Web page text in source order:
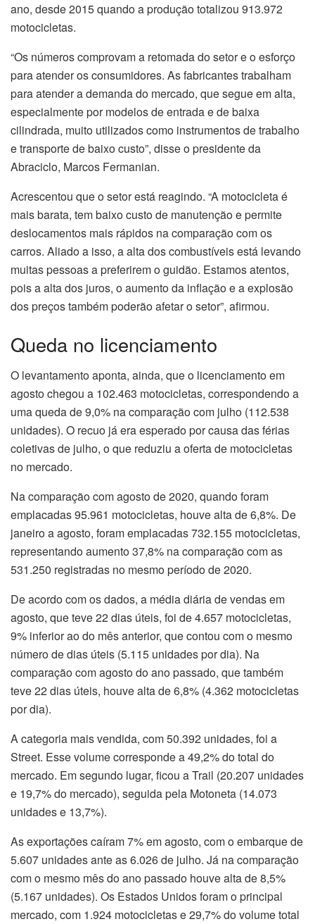
ano, desde 2015 quando a produção totalizou 913.972
motocicletas.
“Os números comprovam a retomada do setor e o esforço
para atender os consumidores. As fabricantes trabalham
para atender a demanda do mercado, que segue em alta,
especialmente por modelos de entrada e de baixa
cilindrada, muito utilizados como instrumentos de trabalho
e transporte de baixo custo”, disse o presidente da
Abraciclo, Marcos Fermanian.
Acrescentou que o setor está reagindo. “A motocicleta é
mais barata, tem baixo custo de manutenção e permite
deslocamentos mais rápidos na comparação com os
carros. Aliado a isso, a alta dos combustíveis está levando
muitas pessoas a preferirem o guidão. Estamos atentos,
pois a alta dos juros, o aumento da inflação e a explosão
dos preços também poderão afetar o setor”, afirmou.
Queda no licenciamento
O levantamento aponta, ainda, que o licenciamento em
agosto chegou a 102.463 motocicletas, correspondendo a
uma queda de 9,0% na comparação com julho (112.538
unidades). O recuo já era esperado por causa das férias
coletivas de julho, o que reduziu a oferta de motocicletas
no mercado.
Na comparação com agosto de 2020, quando foram
emplacadas 95.961 motocicletas, houve alta de 6,8%. De
janeiro a agosto, foram emplacadas 732.155 motocicletas,
representando aumento 37,8% na comparação com as
531.250 registradas no mesmo período de 2020.
De acordo com os dados, a média diária de vendas em
agosto, que teve 22 dias úteis, foi de 4.657 motocicletas,
9% inferior ao do mês anterior, que contou com o mesmo
número de dias úteis (5.115 unidades por dia). Na
comparação com agosto do ano passado, que também
teve 22 dias úteis, houve alta de 6,8% (4.362 motocicletas
por dia).
A categoria mais vendida, com 50.392 unidades, foi a
Street. Esse volume corresponde a 49,2% do total do
mercado. Em segundo lugar, ficou a Trail (20.207 unidades
e 19,7% do mercado), seguida pela Motoneta (14.073
unidades e 13,7%).
As exportações caíram 7% em agosto, com o embarque de
5.607 unidades ante as 6.026 de julho. Já na comparação
com o mesmo mês do ano passado houve alta de 8,5%
(5.167 unidades). Os Estados Unidos foram o principal
mercado, com 1.924 motocicletas e 29,7% do volume total